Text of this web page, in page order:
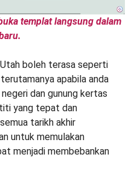
templat langsung dalam
boleh terasa seperti
apabila anda
dan gunung kertas
yang tepat dan
tarikh akhir
untuk memulakan
menjadi membebankan